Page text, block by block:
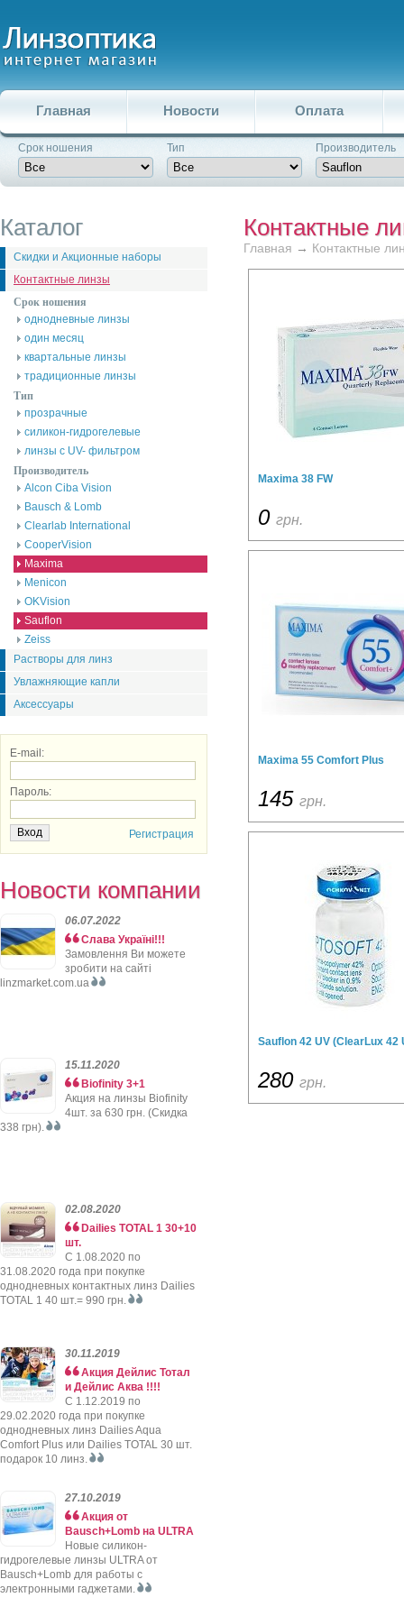
Главная Новости Оплата
Срок ношения Тип Производитель
Каталог
Скидки и Акционные наборы
Контактные линзы
Срок ношения
однодневные линзы
один месяц
квартальные линзы
традиционные линзы
Тип
прозрачные
силикон-гидрогелевые
линзы с UV- фильтром
Производитель
Alcon Ciba Vision
Bausch & Lomb
Clearlab International
CooperVision
Maxima
Menicon
OKVision
Sauflon
Zeiss
Растворы для линз
Увлажняющие капли
Аксессуары
E-mail:
Пароль:
Регистрация
Новости компании
06.07.2022
Слава Україні!!!
Замовлення Ви можете
зробити на сайті
linzmarket.com.ua
15.11.2020
Biofinity 3+1
Акция на линзы Biofinity
4шт. за 630 грн. (Скидка
338 грн).
02.08.2020
Dailies TOTAL 1 30+10
шт.
C 1.08.2020 по
31.08.2020 года при покупке
однодневных контактных линз Dailies
TOTAL 1 40 шт.= 990 грн.
30.11.2019
Акция Дейлис Тотал
и Дейлис Аква !!!!
C 1.12.2019 по
29.02.2020 года при покупке
однодневных линз Dailies Aqua
Comfort Plus или Dailies TOTAL 30 шт.
подарок 10 линз.
27.10.2019
Акция от
Bausch+Lomb на ULTRA
Новые силикон-
гидрогелевые линзы ULTRA от
Bausch+Lomb для работы с
электронными гаджетами.
Контактные
Главная → Контактные
Maxima 38 FW
0 грн.
Maxima 55 Comfort Plus
145 грн.
Sauflon 42 UV (ClearLux 42
280 грн.